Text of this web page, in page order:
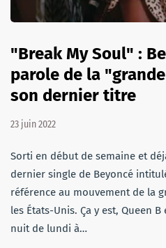
"Break My Soul" :
parole de la
son dernier titre
23 juin 2022
Sorti en début de semaine et
dernier single de Beyoncé
référence au mouvement de la
les États-Unis. Ça y est, Queen
nuit de lundi à…